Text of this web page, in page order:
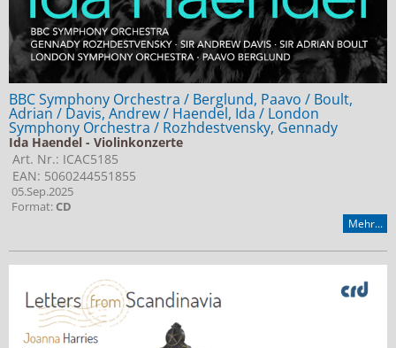
BBC Symphony Orchestra / Berglund, Paavo / Boult,
Adrian / Davis, Andrew / Haendel, Ida / London
Symphony Orchestra / Rozhdestvensky, Gennady
Ida Haendel - Violinkonzerte
Art. Nr.: ICAC5185
EAN: 5060244551855
05.Sep.2025
Format:CD
Mehr...